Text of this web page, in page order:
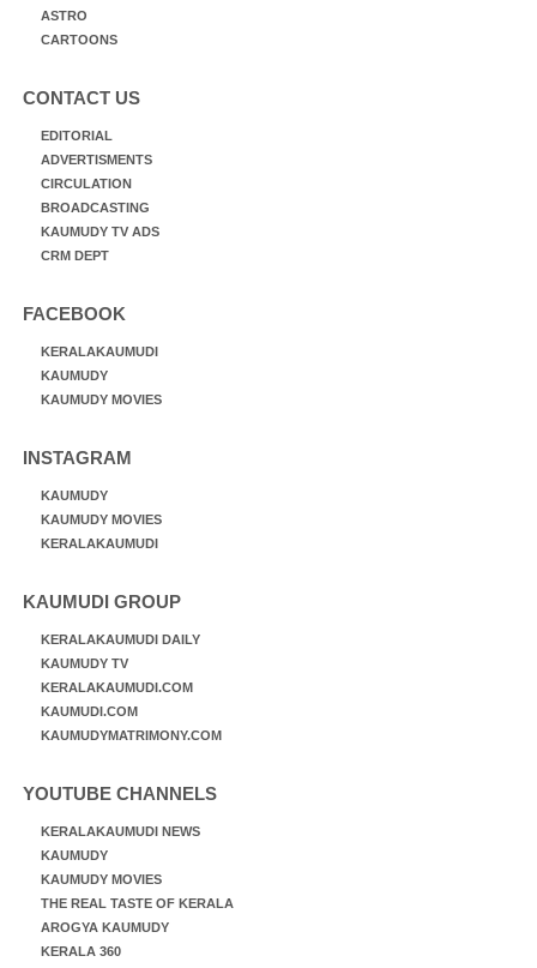
ASTRO
CARTOONS
CONTACT US
EDITORIAL
ADVERTISMENTS
CIRCULATION
BROADCASTING
KAUMUDY TV ADS
CRM DEPT
FACEBOOK
KERALAKAUMUDI
KAUMUDY
KAUMUDY MOVIES
INSTAGRAM
KAUMUDY
KAUMUDY MOVIES
KERALAKAUMUDI
KAUMUDI GROUP
KERALAKAUMUDI DAILY
KAUMUDY TV
KERALAKAUMUDI.COM
KAUMUDI.COM
KAUMUDYMATRIMONY.COM
YOUTUBE CHANNELS
KERALAKAUMUDI NEWS
KAUMUDY
KAUMUDY MOVIES
THE REAL TASTE OF KERALA
AROGYA KAUMUDY
KERALA 360